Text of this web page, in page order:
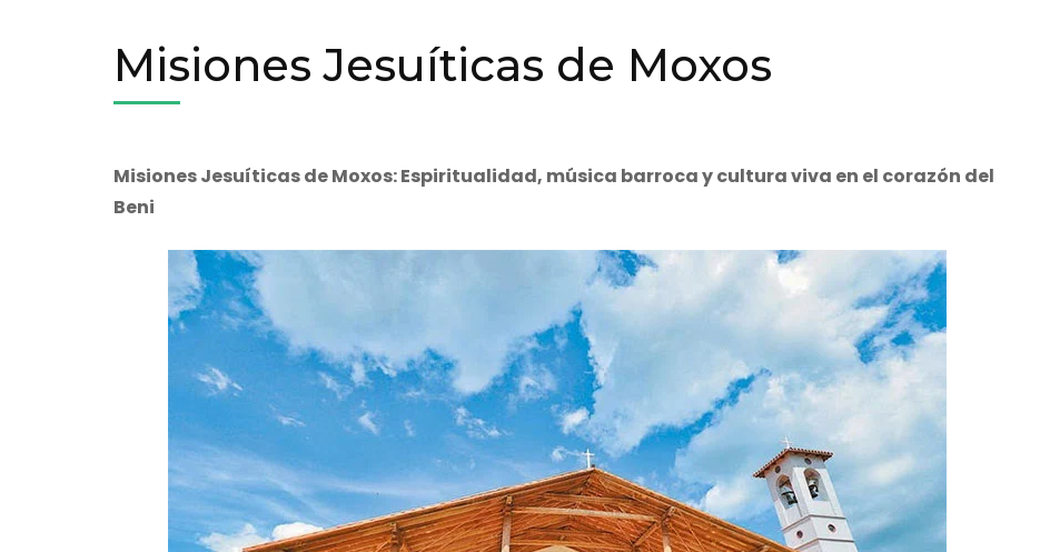
Misiones Jesuíticas de Moxos
Misiones Jesuíticas de Moxos: Espiritualidad, música barroca y cultura viva en el corazón del
Beni